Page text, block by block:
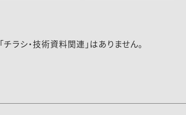
「チラシ・技術資料関連」はありません。